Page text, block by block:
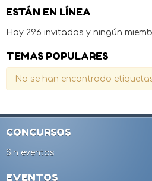
ESTÁN EN LÍNEA
Hay 296 invitados y ningún
TEMAS POPULARES
No se han encontrado
CONCURSOS
Sin eventos
EVENTOS